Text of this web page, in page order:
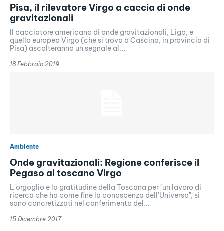
Pisa, il rilevatore Virgo a caccia di onde
gravitazionali
Il cacciatore americano di onde gravitazionali, Ligo, e
quello europeo Virgo (che si trova a Cascina, in provincia di
Pisa) ascolteranno un segnale al...
18 Febbraio 2019
Ambiente
Onde gravitazionali: Regione conferisce il
Pegaso al toscano Virgo
L'orgoglio e la gratitudine della Toscana per "un lavoro di
ricerca che ha come fine la conoscenza dell'Universo", si
sono concretizzati nel conferimento del...
15 Dicembre 2017